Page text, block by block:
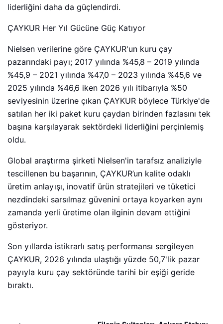
liderliğini daha da güçlendirdi.
ÇAYKUR Her Yıl Gücüne Güç Katıyor
Nielsen verilerine göre ÇAYKUR'un kuru çay
pazarındaki payı; 2017 yılında %45,8 – 2019 yılında
%45,9 – 2021 yılında %47,0 – 2023 yılında %45,6 ve
2025 yılında %46,6 iken 2026 yılı itibarıyla %50
seviyesinin üzerine çıkan ÇAYKUR böylece Türkiye'de
satılan her iki paket kuru çaydan birinden fazlasını tek
başına karşılayarak sektördeki liderliğini perçinlemiş
oldu.
Global araştırma şirketi Nielsen'in tarafsız analiziyle
tescillenen bu başarının, ÇAYKUR’un kalite odaklı
üretim anlayışı, inovatif ürün stratejileri ve tüketici
nezdindeki sarsılmaz güvenini ortaya koyarken aynı
zamanda yerli üretime olan ilginin devam ettiğini
gösteriyor.
Son yıllarda istikrarlı satış performansı sergileyen
ÇAYKUR, 2026 yılında ulaştığı yüzde 50,7'lik pazar
payıyla kuru çay sektöründe tarihi bir eşiği geride
bıraktı.